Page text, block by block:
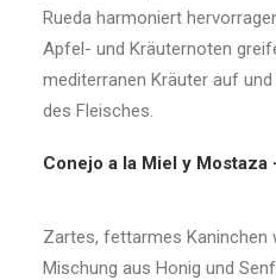
Rueda harmoniert
Apfel- und Kräuternoten
mediterranen Kräuter auf
des Fleisches.
Conejo a la Miel y
Zartes, fettarmes Kaninchen
Mischung aus Honig und